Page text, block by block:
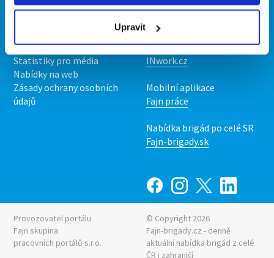
Upravit
Kontakt
Upravit předvolby cookies
Statistiky pro média
Nabídky na web
Zásady ochrany osobních
údajů
Mobilní aplikace
Nabídka práce z celé ČR
INwork.cz
Mobilní aplikace
Fajn práce
Nabídka brigád po celé SR
Fajn-brigady.sk
Provozovatel portálu
Fajn skupina
pracovních portálů s.r.o.
© Copyright 2026
Fajn-brigady.cz - denně
aktuální nabídka brigád z celé
ČR i zahraničí